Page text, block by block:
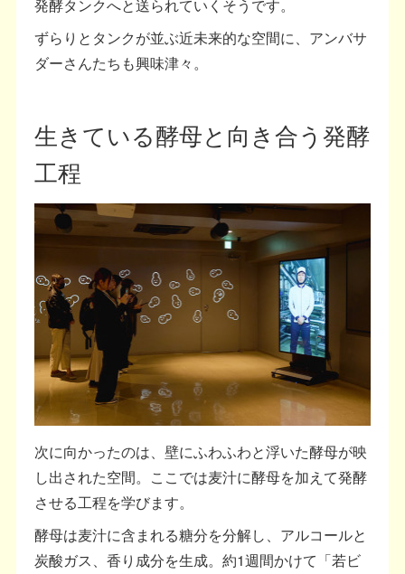
発酵タンクへと送られていくそうです。
ずらりとタンクが並ぶ近未来的な空間に、アンバサ
ダーさんたちも興味津々。
生きている酵母と向き合う発酵
工程
次に向かったのは、壁にふわふわと浮いた酵母が映
し出された空間。ここでは麦汁に酵母を加えて発酵
させる工程を学びます。
酵母は麦汁に含まれる糖分を分解し、アルコールと
炭酸ガス、香り成分を生成。約1週間かけて「若ビ